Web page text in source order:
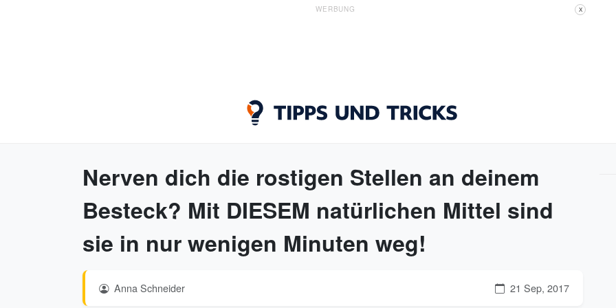
WERBUNG X
Nerven dich die rostigen Stellen an deinem
Besteck? Mit DIESEM natürlichen Mittel sind
sie in nur wenigen Minuten weg!
Anna Schneider 21 Sep, 2017